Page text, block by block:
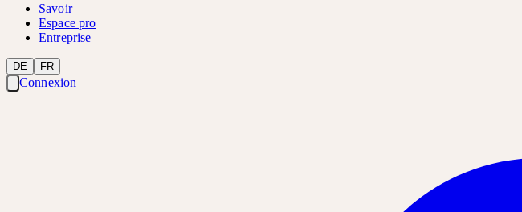
Savoir
Espace pro
Entreprise
DE FR
Connexion